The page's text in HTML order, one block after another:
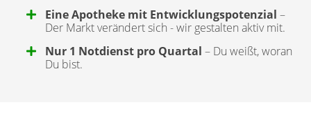
Eine Apotheke mit Entwicklungspotenzial –
Der Markt verändert sich - wir gestalten aktiv mit.
Nur 1 Notdienst pro Quartal – Du weißt, woran
Du bist.